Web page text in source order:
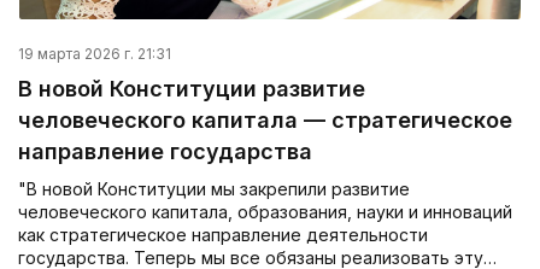
19 марта 2026 г. 21:31
В новой Конституции развитие
человеческого капитала — стратегическое
направление государства
"В новой Конституции мы закрепили развитие
человеческого капитала, образования, науки и инноваций
как стратегическое направление деятельности
государства. Теперь мы все обязаны реализовать эту…